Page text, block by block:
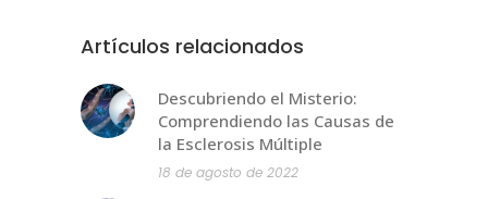
Artículos relacionados
Descubriendo el Misterio:
Comprendiendo las Causas de
la Esclerosis Múltiple
18 de agosto de 2022